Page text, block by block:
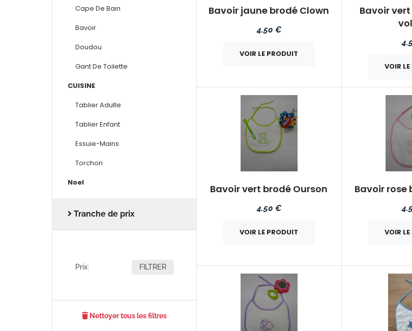
Cape De Bain
Bavoir
Doudou
Gant De Toilette
CUISINE
Tablier Adulte
Tablier Enfant
Essuie-Mains
Torchon
Noel
Tranche de prix
Prix: FILTRER
Nettoyer tous les filtres
Bavoir jaune brodé Clown
4.50 €
VOIR LE PRODUIT
Bavoir
VOIR
Bavoir vert brodé Ourson
4.50 €
VOIR LE PRODUIT
Bavoir rose
VOIR